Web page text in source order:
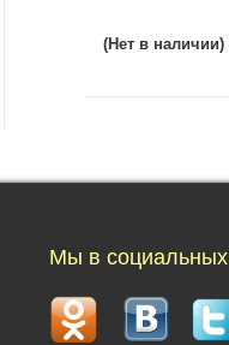
(Нет в наличии)
Мы в социальных